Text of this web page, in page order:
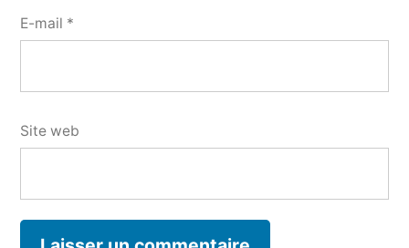
E-mail *
Site web